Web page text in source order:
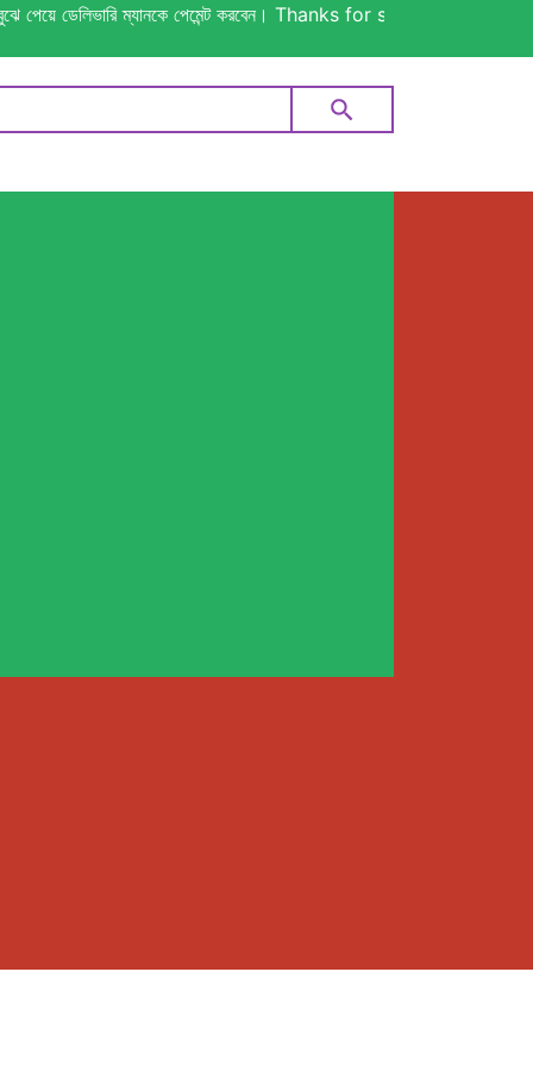
ডেলিভারি ম্যানকে পেমেন্ট করবেন। Thanks for shopping!